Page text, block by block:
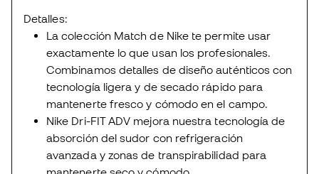
Detalles:
La colección Match de Nike te permite usar
exactamente lo que usan los profesionales.
Combinamos detalles de diseño auténticos con
tecnología ligera y de secado rápido para
mantenerte fresco y cómodo en el campo.
Nike Dri-FIT ADV mejora nuestra tecnología de
absorción del sudor con refrigeración
avanzada y zonas de transpirabilidad para